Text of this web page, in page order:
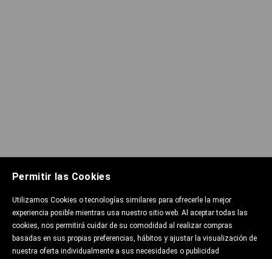
Permitir las Cookies
Utilizamos Cookies o tecnologías similares para ofrecerle la mejor
experiencia posible mientras usa nuestro sitio web. Al aceptar todas las
cookies, nos permitirá cuidar de su comodidad al realizar compras
basadas en sus propias preferencias, hábitos y ajustar la visualización de
nuestra oferta individualmente a sus necesidades o publicidad